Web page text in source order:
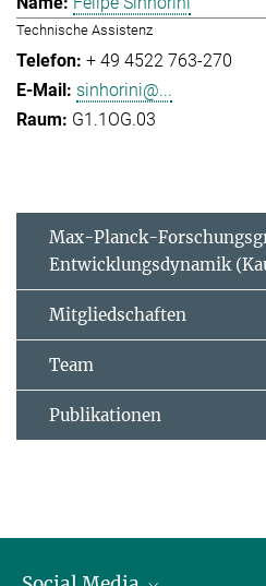
Technische Assistenz
+ 49 4522 763-270
sinhorini@...
G1.1OG.03
Max-Planck-
Entwicklungsdynamik
Mitgliedschaften
Team
Publikationen